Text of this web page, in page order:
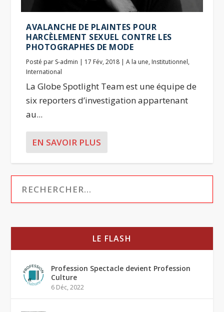
AVALANCHE DE PLAINTES POUR
HARCÈLEMENT SEXUEL CONTRE LES
PHOTOGRAPHES DE MODE
Posté par S-admin | 17 Fév, 2018 |A la une, Institutionnel,
International
La Globe Spotlight Team est une équipe de
six reporters d’investigation appartenant
au...
EN SAVOIR PLUS
LE FLASH
Profession Spectacle devient Profession
Culture
6 Déc, 2022